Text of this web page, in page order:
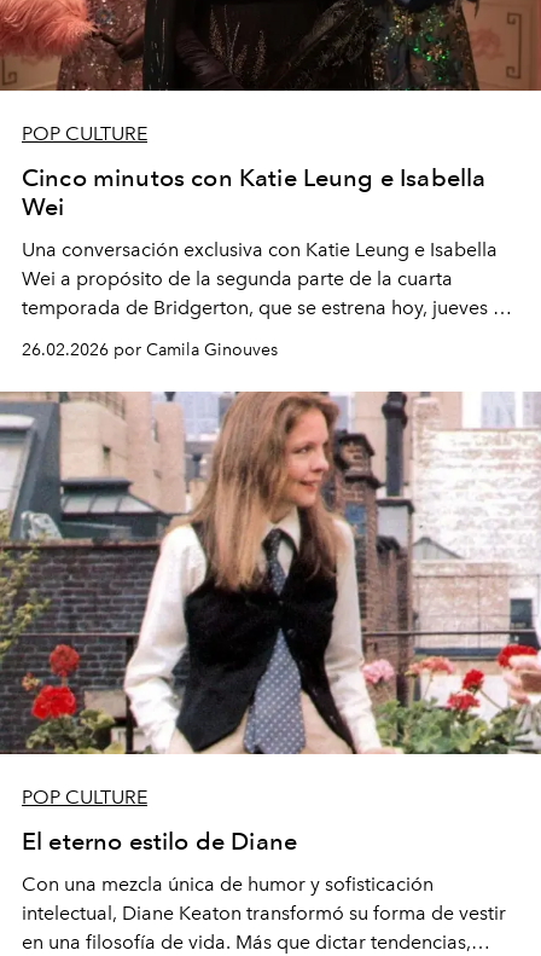
POP CULTURE
Cinco minutos con Katie Leung e Isabella
Wei
Una conversación exclusiva con Katie Leung e Isabella
Wei a propósito de la segunda parte de la cuarta
temporada de Bridgerton, que se estrena hoy, jueves 26
26.02.2026 por Camila Ginouves
POP CULTURE
El eterno estilo de Diane
Con una mezcla única de humor y sofisticación
intelectual, Diane Keaton transformó su forma de vestir
en una filosofía de vida. Más que dictar tendencias,